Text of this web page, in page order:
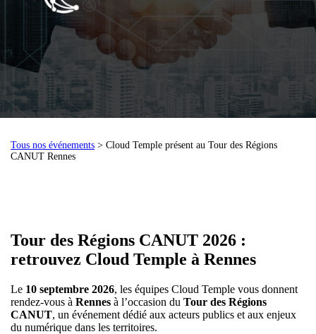
Tous nos événements > Cloud Temple présent au Tour des Régions
CANUT Rennes
Tour des Régions CANUT 2026 :
retrouvez Cloud Temple à Rennes
Le 10 septembre 2026, les équipes Cloud Temple vous donnent
rendez-vous à Rennes à l’occasion du Tour des Régions
CANUT, un événement dédié aux acteurs publics et aux enjeux
du numérique dans les territoires.